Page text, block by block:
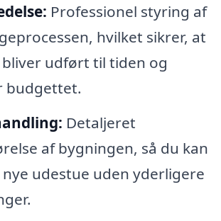
Professionel styring af
hvilket sikrer, at
udført til tiden og
budgettet.
Detaljeret
af bygningen, så du kan
udestue uden yderligere